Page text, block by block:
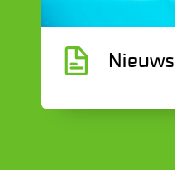
G Nieuws